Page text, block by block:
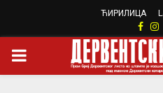
ЋИРИЛИЦА
PRIMARY